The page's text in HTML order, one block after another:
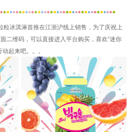
粒冰淇淋首推在江浙沪线上销售，为了庆祝上
二维码，可以直接进入平台购买，喜欢”迷你
起来吧。。。